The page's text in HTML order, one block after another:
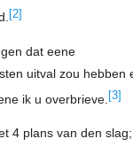
[2]
dat eene
uitval zou hebben
ik u overbrieve. [3]
4 plans van den slag;